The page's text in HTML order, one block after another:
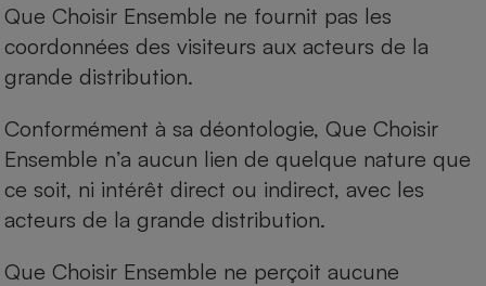
Que Choisir Ensemble ne fournit pas les
coordonnées des visiteurs aux acteurs de la
grande distribution.
Conformément à sa déontologie, Que Choisir
Ensemble n’a aucun lien de quelque nature que
ce soit, ni intérêt direct ou indirect, avec les
acteurs de la grande distribution.
Que Choisir Ensemble ne perçoit aucune